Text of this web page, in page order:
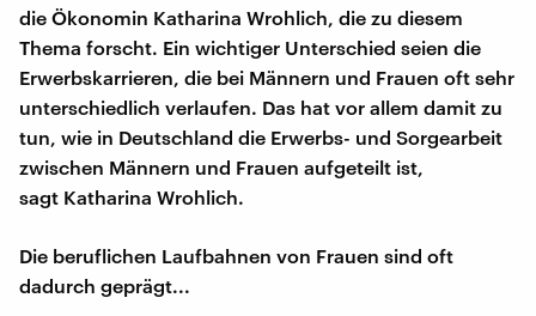
die Ökonomin Katharina Wrohlich, die zu diesem
Thema forscht. Ein wichtiger Unterschied seien die
Erwerbskarrieren, die bei Männern und Frauen oft sehr
unterschiedlich verlaufen. Das hat vor allem damit zu
tun, wie in Deutschland die Erwerbs- und Sorgearbeit
zwischen Männern und Frauen aufgeteilt ist,
sagt Katharina Wrohlich.
Die beruflichen Laufbahnen von Frauen sind oft
dadurch geprägt...